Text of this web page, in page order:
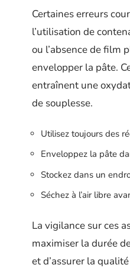
Certaines erreurs
l’utilisation de
ou l’absence de film
envelopper la pâte.
entraînent une
de souplesse.
Utilisez toujours des
Enveloppez la pâte
Stockez dans un
Séchez à l’air libre
La vigilance sur ces
maximiser la durée
et d’assurer la